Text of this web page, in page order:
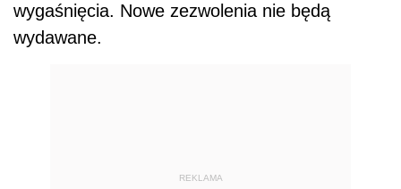
wygaśnięcia. Nowe zezwolenia nie będą
wydawane.
REKLAMA